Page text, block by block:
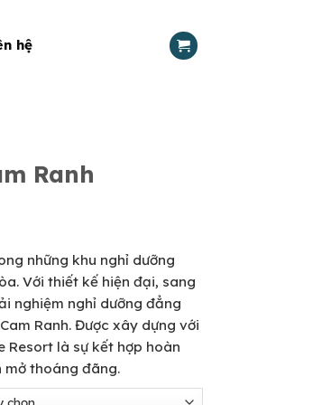
hệ
Ranh
những khu nghỉ dưỡng
Với thiết kế hiện đại, sang
nghiệm nghỉ dưỡng đẳng
Ranh. Được xây dựng với
Resort là sự kết hợp hoàn
thoáng đãng.